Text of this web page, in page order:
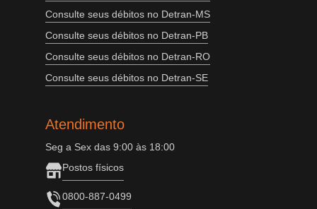
Consulte seus débitos no Detran-MS
Consulte seus débitos no Detran-PB
Consulte seus débitos no Detran-RO
Consulte seus débitos no Detran-SE
Atendimento
Seg a Sex das 9:00 às 18:00
Postos físicos
0800-887-0499